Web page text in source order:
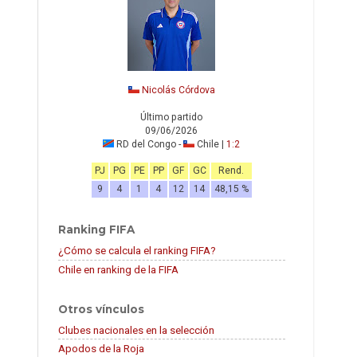
Nicolás Córdova
Último partido
09/06/2026
RD del Congo -
Chile | 1:2
PJ PG PE PP GF GC
Rend.
9
4 1 4 12 14 48,15 %
Ranking FIFA
¿Cómo se calcula el ranking FIFA?
Chile en ranking de la FIFA
Otros vínculos
Clubes nacionales en la selección
Apodos de la Roja